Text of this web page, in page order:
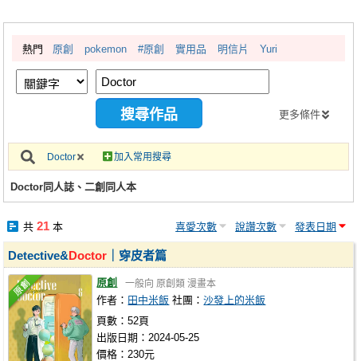
繪圖藝廊
交流中心
攤位轉讓區
會員中心
註冊會員
熱門 原創 pokemon #原創 實用品 明信片 Yuri
更多條件
Doctor 加入常用搜尋
Doctor同人誌、二創同人本
共 21本 喜愛次數 說讚次數 發表日期
Detective&Doctor ｜穿皮者篇
原創 一般向 原創類 漫畫本
作者： 田中米飯 社團：沙發上的米飯
頁數：52頁
出版日期：2024-05-25
價格：230元